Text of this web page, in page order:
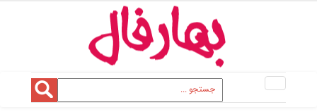
Toggle
navigation